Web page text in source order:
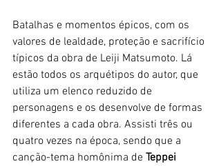
Batalhas e momentos épicos, com os
valores de lealdade, proteção e sacrifício
típicos da obra de Leiji Matsumoto. Lá
estão todos os arquétipos do autor, que
utiliza um elenco reduzido de
personagens e os desenvolve de formas
diferentes a cada obra. Assisti três ou
quatro vezes na época, sendo que a
canção-tema homônima de Teppei